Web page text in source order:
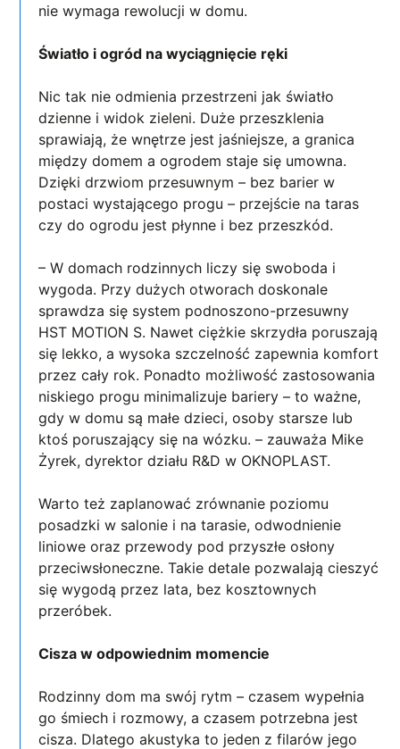
nie wymaga rewolucji w domu.
Światło i ogród na wyciągnięcie ręki
Nic tak nie odmienia przestrzeni jak światło
dzienne i widok zieleni. Duże przeszklenia
sprawiają, że wnętrze jest jaśniejsze, a granica
między domem a ogrodem staje się umowna.
Dzięki drzwiom przesuwnym – bez barier w
postaci wystającego progu – przejście na taras
czy do ogrodu jest płynne i bez przeszkód.
– W domach rodzinnych liczy się swoboda i
wygoda. Przy dużych otworach doskonale
sprawdza się system podnoszono-przesuwny
HST MOTION S. Nawet ciężkie skrzydła poruszają
się lekko, a wysoka szczelność zapewnia komfort
przez cały rok. Ponadto możliwość zastosowania
niskiego progu minimalizuje bariery – to ważne,
gdy w domu są małe dzieci, osoby starsze lub
ktoś poruszający się na wózku. – zauważa Mike
Żyrek, dyrektor działu R&D w OKNOPLAST.
Warto też zaplanować zrównanie poziomu
posadzki w salonie i na tarasie, odwodnienie
liniowe oraz przewody pod przyszłe osłony
przeciwsłoneczne. Takie detale pozwalają cieszyć
się wygodą przez lata, bez kosztownych
przeróbek.
Cisza w odpowiednim momencie
Rodzinny dom ma swój rytm – czasem wypełnia
go śmiech i rozmowy, a czasem potrzebna jest
cisza. Dlatego akustyka to jeden z filarów jego